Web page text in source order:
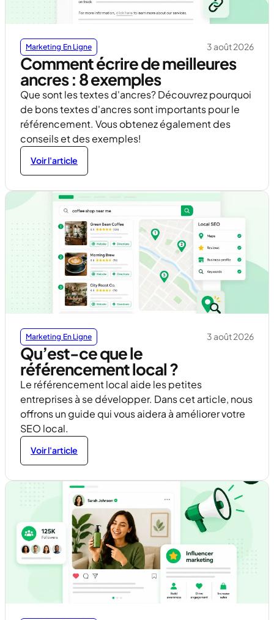
Marketing En Ligne 3 août 2026
Comment écrire de meilleures
ancres : 8 exemples
Que sont les textes d'ancres? Découvrez pourquoi
de bons textes d'ancres sont importants pour le
référencement. Vous obtenez également des
conseils et des exemples!
Voir l'article
Marketing En Ligne 3 août 2026
Qu’est-ce que le
référencement local ?
Le référencement local aide les petites
entreprises à se développer. Dans cet article, nous
offrons un guide qui vous aidera à améliorer votre
SEO local.
Voir l'article